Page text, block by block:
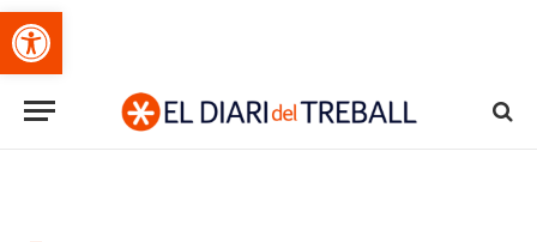
Obre la barra d'eines